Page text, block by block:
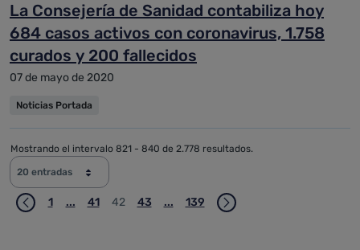
La Consejería de Sanidad contabiliza hoy
684 casos activos con coronavirus, 1.758
curados y 200 fallecidos
07 de mayo de 2020
Noticias Portada
20 entradas
Mostrando el intervalo 821 - 840 de 2.778 resultados.
Página
1 ...Páginas intermedias Use TAB para desplazarse.
Página
41 Página
42 Página
43 ...Páginas intermedias Use TAB para
Página
139